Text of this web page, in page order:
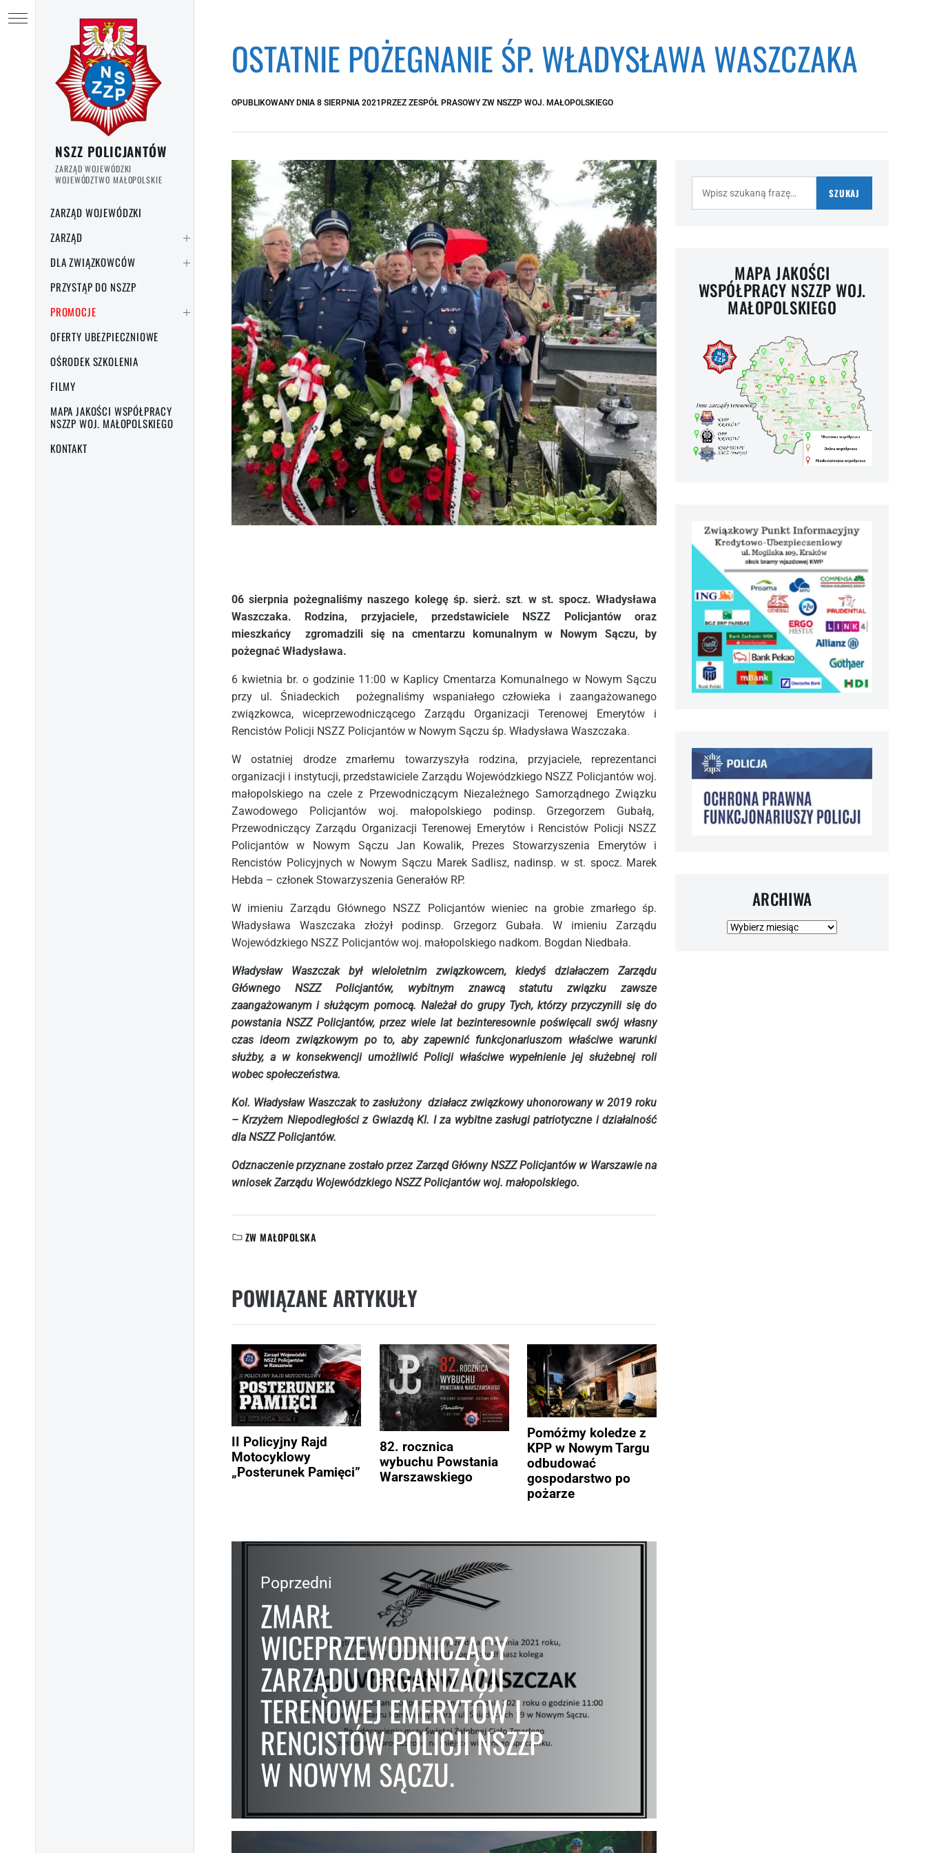
NSZZ POLICJANTÓW
ZARZĄD WOJEWÓDZKI
WOJEWÓDZTWO MAŁOPOLSKIE
ZARZĄD WOJEWÓDZKI
ZARZĄD
DLA ZWIĄZKOWCÓW
PRZYSTĄP DO NSZZP
PROMOCJE
OFERTY UBEZPIECZNIOWE
OŚRODEK SZKOLENIA
FILMY
MAPA JAKOŚCI WSPÓŁPRACY
NSZZP WOJ. MAŁOPOLSKIEGO
KONTAKT
OSTATNIE POŻEGNANIE ŚP. WŁADYSŁAWA WASZCZAKA
OPUBLIKOWANY DNIA 8 SIERPNIA 2021PRZEZ ZESPÓŁ PRASOWY ZW NSZZP WOJ. MAŁOPOLSKIEGO
06 sierpnia pożegnaliśmy naszego kolegę śp. sierż. szt. w st. spocz. Władysława
Waszczaka. Rodzina, przyjaciele, przedstawiciele NSZZ Policjantów oraz
mieszkańcy zgromadzili się na cmentarzu komunalnym w Nowym Sączu, by
pożegnać Władysława.
6 kwietnia br. o godzinie 11:00 w Kaplicy Cmentarza Komunalnego w Nowym Sączu
przy ul. Śniadeckich pożegnaliśmy wspaniałego człowieka i zaangażowanego
związkowca, wiceprzewodniczącego Zarządu Organizacji Terenowej Emerytów i
Rencistów Policji NSZZ Policjantów w Nowym Sączu śp. Władysława Waszczaka.
W ostatniej drodze zmarłemu towarzyszyła rodzina, przyjaciele, reprezentanci
organizacji i instytucji, przedstawiciele Zarządu Wojewódzkiego NSZZ Policjantów woj.
małopolskiego na czele z Przewodniczącym Niezależnego Samorządnego Związku
Zawodowego Policjantów woj. małopolskiego podinsp. Grzegorzem Gubałą,
Przewodniczący Zarządu Organizacji Terenowej Emerytów i Rencistów Policji NSZZ
Policjantów w Nowym Sączu Jan Kowalik, Prezes Stowarzyszenia Emerytów i
Rencistów Policyjnych w Nowym Sączu Marek Sadlisz, nadinsp. w st. spocz. Marek
Hebda – członek Stowarzyszenia Generałów RP.
W imieniu Zarządu Głównego NSZZ Policjantów wieniec na grobie zmarłego śp.
Władysława Waszczaka złożył podinsp. Grzegorz Gubała. W imieniu Zarządu
Wojewódzkiego NSZZ Policjantów woj. małopolskiego nadkom. Bogdan Niedbała.
Władysław Waszczak był wieloletnim związkowcem, kiedyś działaczem Zarządu
Głównego NSZZ Policjantów, wybitnym znawcą statutu związku zawsze
zaangażowanym i służącym pomocą. Należał do grupy Tych, którzy przyczynili się do
powstania NSZZ Policjantów, przez wiele lat bezinteresownie poświęcali swój własny
czas ideom związkowym po to, aby zapewnić funkcjonariuszom właściwe warunki
służby, a w konsekwencji umożliwić Policji właściwe wypełnienie jej służebnej roli
wobec społeczeństwa.
Kol. Władysław Waszczak to zasłużony działacz związkowy uhonorowany w 2019 roku
– Krzyżem Niepodległości z Gwiazdą Kl. I za wybitne zasługi patriotyczne i działalność
dla NSZZ Policjantów.
Odznaczenie przyznane zostało przez Zarząd Główny NSZZ Policjantów w Warszawie na
wniosek Zarządu Wojewódzkiego NSZZ Policjantów woj. małopolskiego.
KATEGORIE:
ZW MAŁOPOLSKA
POWIĄZANE ARTYKUŁY
II Policyjny Rajd
Motocyklowy
„Posterunek Pamięci”
82. rocznica
wybuchu Powstania
Warszawskiego
Pomóżmy koledze z
KPP w Nowym Targu
odbudować
gospodarstwo po
pożarze
Poprzedni
ZMARŁ
WICEPRZEWODNICZĄCY
ZARZĄDU ORGANIZACJI
TERENOWEJ EMERYTÓW I
RENCISTÓW POLICJI NSZZP
W NOWYM SĄCZU.
SZUKAJ
MAPA JAKOŚCI
WSPÓŁPRACY NSZZP WOJ.
MAŁOPOLSKIEGO
ARCHIWA
Archiwa